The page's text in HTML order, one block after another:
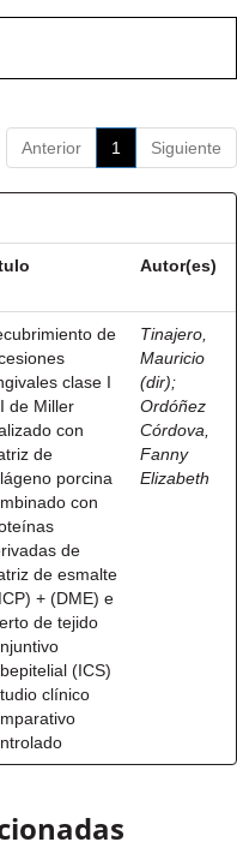
Anterior 1 Siguiente
Autor(es)
de
clase I
de Miller
con
de
porcina
con
de
de esmalte
+ (DME) e
de tejido
(ICS)
clínico
Tinajero,
Mauricio
(dir);
Ordóñez
Córdova,
Fanny
Elizabeth